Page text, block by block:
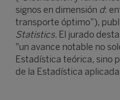
signos en dimensión d:
transporte óptimo”),
Statistics. El jurado
"un avance notable no
Estadística teórica, sino
de la Estadística